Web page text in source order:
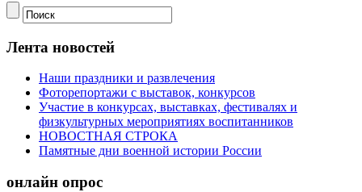
Лента новостей
Наши праздники и развлечения
Фоторепортажи с выставок, конкурсов
Участие в конкурсах, выставках, фестивалях и
физкультурных мероприятиях воспитанников
НОВОСТНАЯ СТРОКА
Памятные дни военной истории России
онлайн опрос